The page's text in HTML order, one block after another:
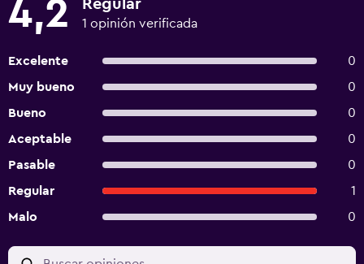
4,2 Regular
1 opinión verificada
Excelente
0
Muy bueno
0
Bueno
0
Aceptable
0
Pasable
0
Regular
1
Malo
0